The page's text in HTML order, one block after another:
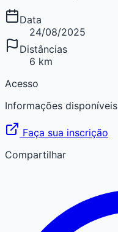
Data
24/08/2025
Distâncias
6 km
Acesso
Informações disponíveis
Faça sua inscrição
Compartilhar